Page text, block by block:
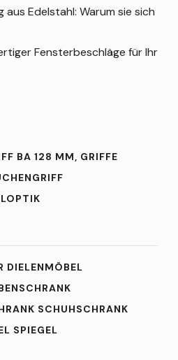
Edelstahl: Warum sie sich
Fensterbeschläge für Ihr
BA 128 MM, GRIFFE
DIELENMÖBEL
SCHUHSCHRANK
SPIEGEL